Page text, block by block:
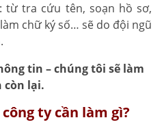
: từ tra cứu tên, soạn hồ sơ,
chữ ký số… sẽ do đội ngũ
tin – chúng tôi sẽ làm
còn lại.
ty cần làm gì?